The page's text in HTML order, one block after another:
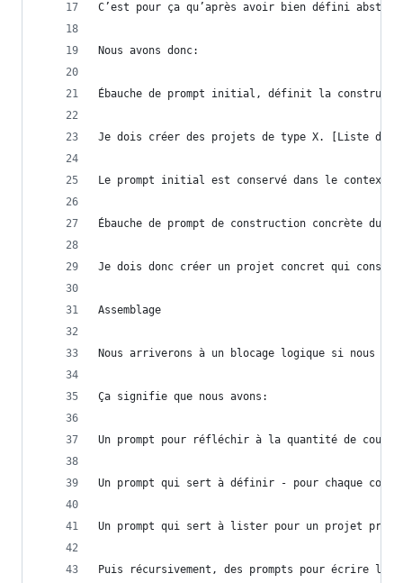
C’est pour ça qu’après avoir bien défini
Nous avons donc:
Ébauche de prompt initial, définit la
Je dois créer des projets de type X. [Liste des
Le prompt initial est conservé dans le contexte
Ébauche de prompt de construction concrète du
Je dois donc créer un projet concret qui
Assemblage
Nous arriverons à un blocage logique si nous
Ça signifie que nous avons:
Un prompt pour réfléchir à la quantité de
Un prompt qui sert à définir - pour chaque
Un prompt qui sert à lister pour un projet
Puis récursivement, des prompts pour écrire le